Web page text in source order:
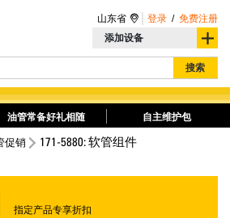
添加设备
搜索
山东省 登录 / 免费注册
油管常备好礼相随 自主维护包
促销 171-5880: 软管组件
指定产品专享折扣